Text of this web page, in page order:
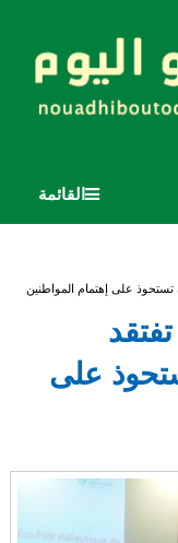
القائمة
على إهتمام المواطنين
على